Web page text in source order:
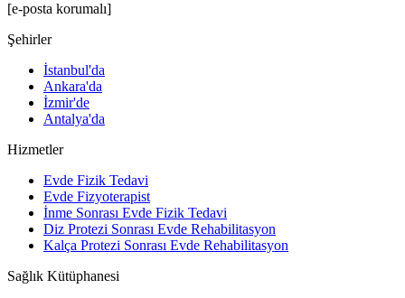
[e-posta korumalı]
Şehirler
İstanbul'da
Ankara'da
İzmir'de
Antalya'da
Hizmetler
Evde Fizik Tedavi
Evde Fizyoterapist
İnme Sonrası Evde Fizik Tedavi
Diz Protezi Sonrası Evde Rehabilitasyon
Kalça Protezi Sonrası Evde Rehabilitasyon
Sağlık Kütüphanesi